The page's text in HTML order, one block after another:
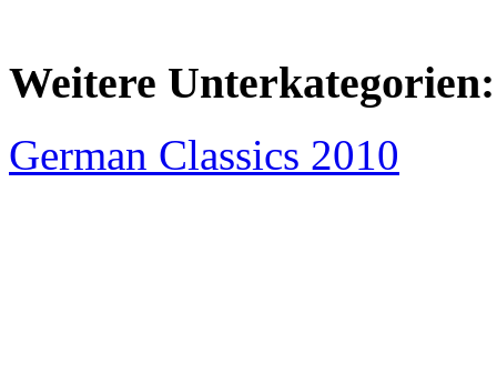
Weitere Unterkategorien:
German Classics 2010